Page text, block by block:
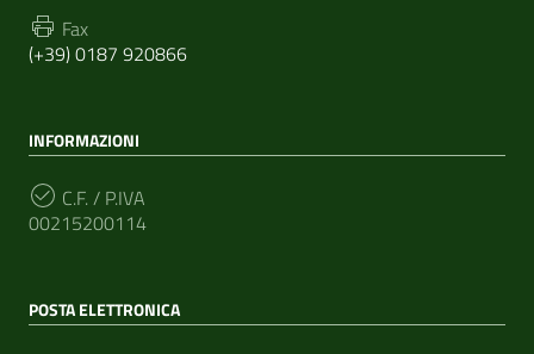
Fax
(+39) 0187 920866
INFORMAZIONI
C.F. / P.IVA
00215200114
POSTA ELETTRONICA